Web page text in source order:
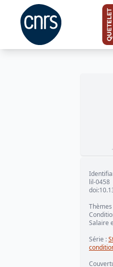
lil-0458
Thèmes
Salaire
Série :